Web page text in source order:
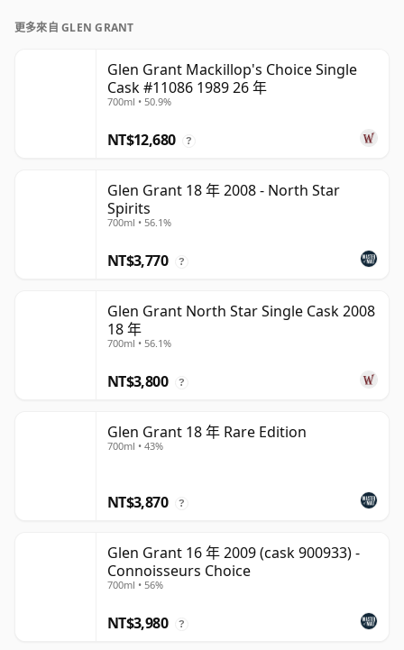
更多來自 GLEN GRANT
Glen Grant Mackillop's Choice Single
Cask #11086 1989 26 年
700ml • 50.9%
NT$12,680 ?
Glen Grant 18 年 2008 - North Star
Spirits
700ml • 56.1%
NT$3,770 ?
Glen Grant North Star Single Cask 2008
18 年
700ml • 56.1%
NT$3,800 ?
Glen Grant 18 年 Rare Edition
700ml • 43%
NT$3,870 ?
Glen Grant 16 年 2009 (cask 900933) -
Connoisseurs Choice
700ml • 56%
NT$3,980 ?